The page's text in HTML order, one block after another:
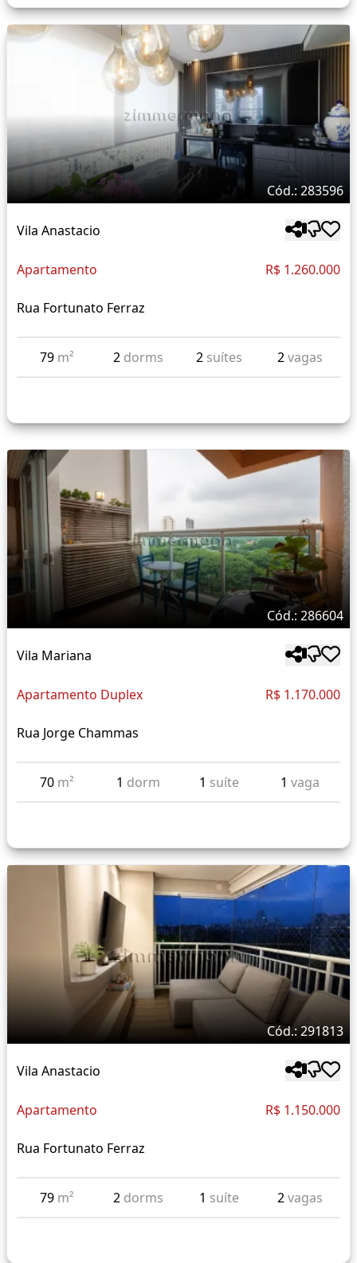
Cód.: 283596
Vila Anastacio
Apartamento R$ 1.260.000
Rua Fortunato Ferraz
79 m² 2 dorms 2 suítes 2vagas
Cód.: 286604
Vila Mariana
Apartamento Duplex R$ 1.170.000
Rua Jorge Chammas
70 m² 1 dorm 1 suíte 1 vaga
Cód.: 291813
Vila Anastacio
Apartamento R$ 1.150.000
Rua Fortunato Ferraz
79 m² 2 dorms 1 suíte 2vagas